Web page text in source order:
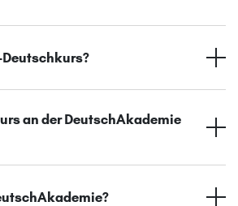
an der DeutschAkademie